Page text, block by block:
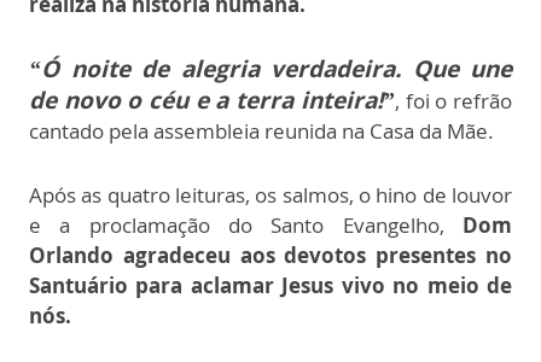
“Ó noite de alegria verdadeira. Que une
de novo o céu e a terra inteira!”, foi o refrão
cantado pela assembleia reunida na Casa da Mãe.
Após as quatro leituras, os salmos, o hino de louvor
e a proclamação do Santo Evangelho, Dom
Orlando agradeceu aos devotos presentes no
Santuário para aclamar Jesus vivo no meio de
nós.